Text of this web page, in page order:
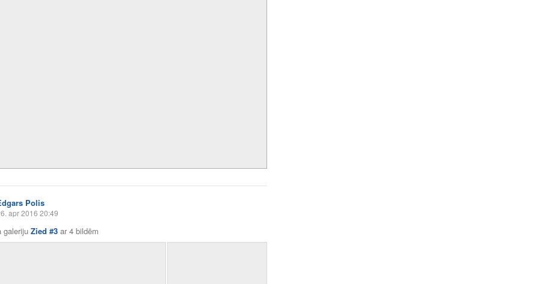
Polis
apr 2016 20:49
galeriju Zied #3 ar4 bildēm